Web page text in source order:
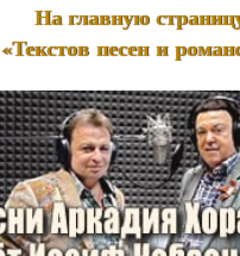
На главную
«Текстов песен и